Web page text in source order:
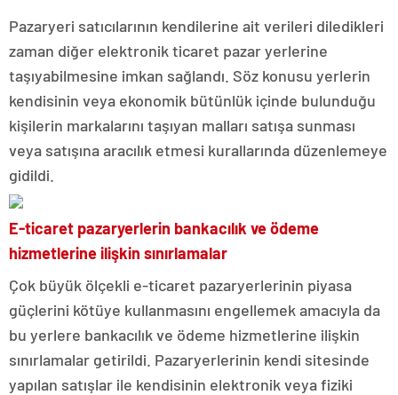
Pazaryeri satıcılarının kendilerine ait verileri diledikleri
zaman diğer elektronik ticaret pazar yerlerine
taşıyabilmesine imkan sağlandı. Söz konusu yerlerin
kendisinin veya ekonomik bütünlük içinde bulunduğu
kişilerin markalarını taşıyan malları satışa sunması
veya satışına aracılık etmesi kurallarında düzenlemeye
gidildi.
E-ticaret pazaryerlerin bankacılık ve ödeme
hizmetlerine ilişkin sınırlamalar
Çok büyük ölçekli e-ticaret pazaryerlerinin piyasa
güçlerini kötüye kullanmasını engellemek amacıyla da
bu yerlere bankacılık ve ödeme hizmetlerine ilişkin
sınırlamalar getirildi. Pazaryerlerinin kendi sitesinde
yapılan satışlar ile kendisinin elektronik veya fiziki